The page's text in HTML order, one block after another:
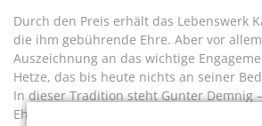
Durch den Preis erhält das Lebenswerk
die ihm gebührende Ehre. Aber vor
Auszeichnung an das wichtige
Hetze, das bis heute nichts an seiner
In dieser Tradition steht Gunter Demnig
Ehre.